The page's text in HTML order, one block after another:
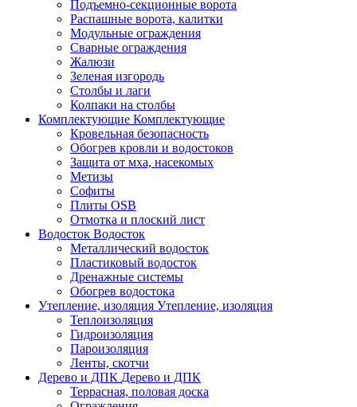
Подъемно-секционные ворота
Распашные ворота, калитки
Модульные ограждения
Сварные ограждения
Жалюзи
Зеленая изгородь
Столбы и лаги
Колпаки на столбы
Комплектующие Комплектующие
Кровельная безопасность
Обогрев кровли и водостоков
Защита от мха, насекомых
Метизы
Софиты
Плиты OSB
Отмотка и плоский лист
Водосток Водосток
Металлический водосток
Пластиковый водосток
Дренажные системы
Обогрев водостока
Утепление, изоляция Утепление, изоляция
Теплоизоляция
Гидроизоляция
Пароизоляция
Ленты, скотчи
Дерево и ДПК Дерево и ДПК
Террасная, половая доска